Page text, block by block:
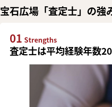
宝石広場「査定士」の強
01 Strengths
査定士は平均経験年数